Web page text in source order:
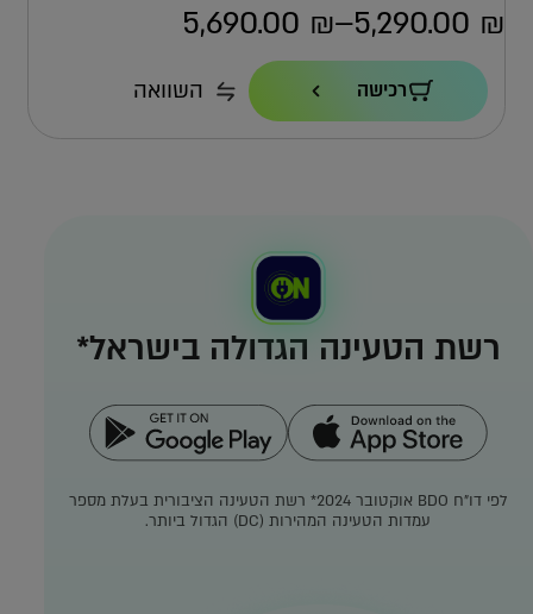
5,290.00 ₪
–
5,690.00 ₪
טווח
מחירים:
⁦5,290.00 ₪⁩
הספק טעינה
22KW
למה העמדה הזו?
רכישה השוואה
רשת הטעינה הגדולה בישראל*
לפי דו"ח BDO אוקטובר 2024*
רשת הטעינה הציבורית בעלת מספר
עמדות הטעינה המהירות (DC) הגדול ביותר.